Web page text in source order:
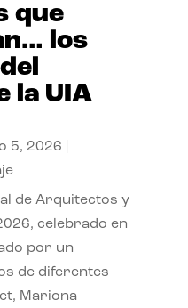
que
los
la UIA
5, 2026
de Arquitectos y
celebrado en
por un
de diferentes
Mariona